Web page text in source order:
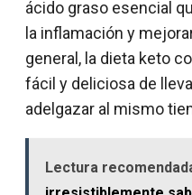
ácido graso esencial
la inflamación y
general, la dieta keto
fácil y deliciosa de
adelgazar al mismo
Lectura